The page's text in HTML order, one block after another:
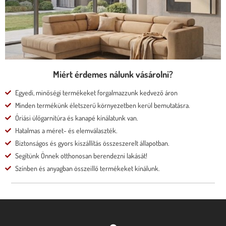
* motoros állíthatóság
Megnézem
Miért érdemes nálunk vásárolni?
Egyedi, minőségi termékeket forgalmazzunk kedvező áron
Minden termékünk életszerű környezetben kerül bemutatásra.
Óriási ülőgarnitúra és kanapé kínálatunk van.
Hatalmas a méret- és elemválaszték.
Biztonságos és gyors kiszállítás összeszerelt állapotban.
Segítünk Önnek otthonosan berendezni lakását!
Színben és anyagban összeillő termékeket kínálunk.